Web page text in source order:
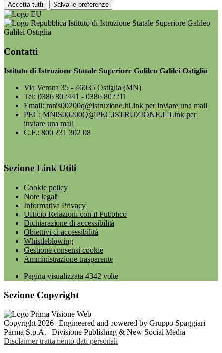
Accetta tutti Salva le preferenze
Istituto di Istruzione Statale Superiore Galileo
Galilei Ostiglia
Contatti
Istituto di Istruzione Statale Superiore Galileo Galilei Ostiglia
Via Verona 35 - 46035 Ostiglia (MN)
Tel: 0386 802441 - 0386 802211
Email: mnis00200q@istruzione.itLink per inviare una mail
PEC: MNIS00200Q@PEC.ISTRUZIONE.ITLink per
inviare una mail
C.F.: 800 231 302 08
Sezione Link Utili
Cookie policy
Note legali
Informativa Privacy
Ufficio Relazioni con il Pubblico
Dichiarazione di accessibilità
Obiettivi di accessibilità
Whistleblowing
Gestione consensi cookie
Amministrazione trasparente
Pagina visualizzata 4342 volte
Sezione Copyright
Copyright 2026 | Engineered and powered by Gruppo Spaggiari
Parma S.p.A. | Divisione Publishing & New Social Media
Disclaimer trattamento dati personali